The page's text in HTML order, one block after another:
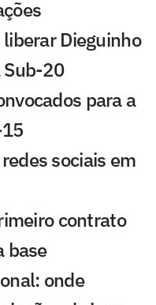
Dieguinho
Sub-20
para a
sociais em
contrato
base
onde